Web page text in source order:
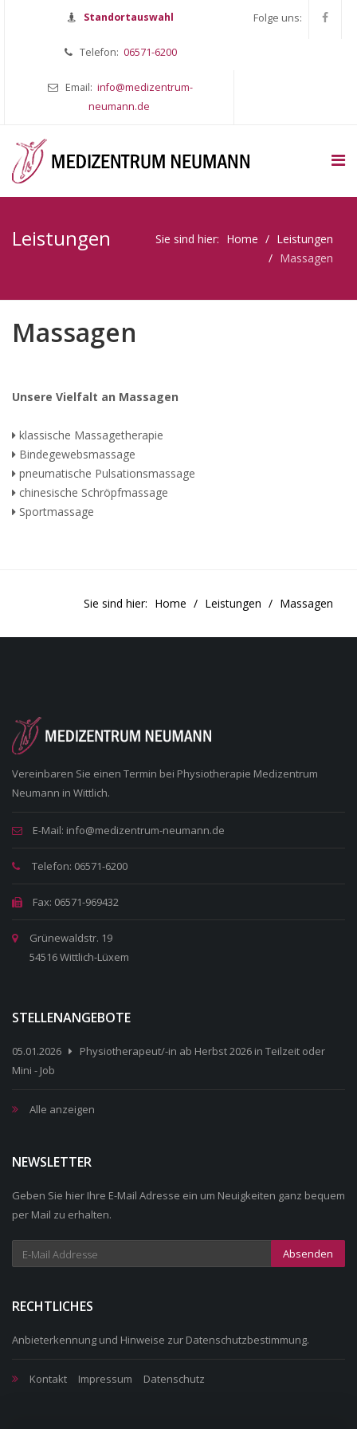
Standortauswahl
Telefon: 06571-6200
Email: info@medizentrum-
neumann.de
Folge uns:
Leistungen Sie sind hier: Home
Leistungen
Massagen
Massagen
Unsere Vielfalt an Massagen
klassische Massagetherapie
Bindegewebsmassage
pneumatische Pulsationsmassage
chinesische Schröpfmassage
Sportmassage
Sie sind hier: Home Leistungen Massagen
Vereinbaren Sie einen Termin bei Physiotherapie Medizentrum
Neumann in Wittlich.
E-Mail: info@medizentrum-neumann.de
Telefon: 06571-6200
Fax: 06571-969432
Grünewaldstr. 19
54516 Wittlich-Lüxem
STELLENANGEBOTE
05.01.2026
Physiotherapeut/-in ab Herbst 2026 in Teilzeit oder
Mini - Job
Alle anzeigen
NEWSLETTER
Geben Sie hier Ihre E-Mail Adresse ein um Neuigkeiten ganz bequem
per Mail zu erhalten.
Absenden
RECHTLICHES
Anbieterkennung und Hinweise zur Datenschutzbestimmung.
Kontakt Impressum Datenschutz